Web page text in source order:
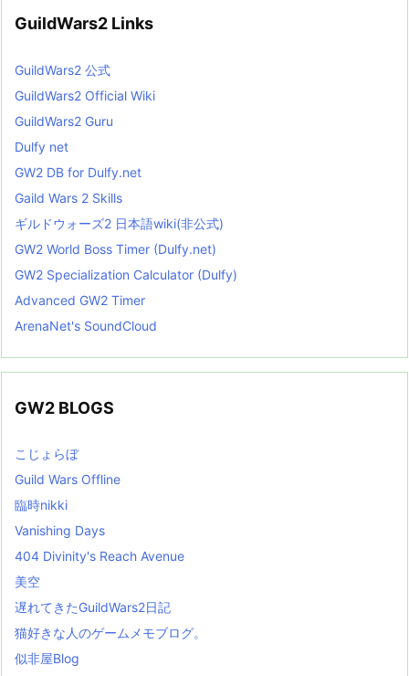
GuildWars2 Links
GuildWars2 公式
GuildWars2 Official Wiki
GuildWars2 Guru
Dulfy net
GW2 DB for Dulfy.net
Gaild Wars 2 Skills
ギルドウォーズ2 日本語wiki(非公式)
GW2 World Boss Timer (Dulfy.net)
GW2 Specialization Calculator (Dulfy)
Advanced GW2 Timer
ArenaNet's SoundCloud
GW2 BLOGS
こじょらぼ
Guild Wars Offline
臨時nikki
Vanishing Days
404 Divinity's Reach Avenue
美空
遅れてきたGuildWars2日記
猫好きな人のゲームメモブログ。
似非屋Blog